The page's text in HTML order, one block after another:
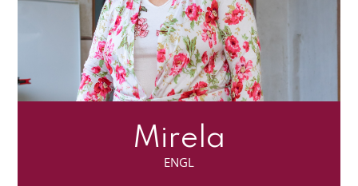
Mirela
ENGL